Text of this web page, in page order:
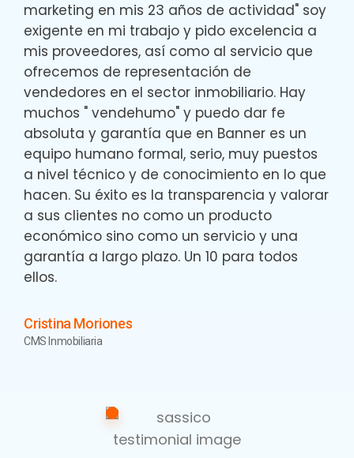
marketing en mis 23 años de actividad" soy
exigente en mi trabajo y pido excelencia a
mis proveedores, así como al servicio que
ofrecemos de representación de
vendedores en el sector inmobiliario. Hay
muchos " vendehumo" y puedo dar fe
absoluta y garantía que en Banner es un
equipo humano formal, serio, muy puestos
a nivel técnico y de conocimiento en lo que
hacen. Su éxito es la transparencia y valorar
a sus clientes no como un producto
económico sino como un servicio y una
garantía a largo plazo. Un 10 para todos
ellos.
Cristina Moriones
CMS Inmobiliaria